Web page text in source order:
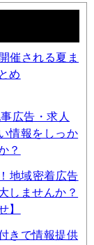
催される夏ま
め
広告・求人
情報をしっか
？
地域密着広告
しませんか？
】
きで情報提供